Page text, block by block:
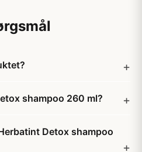
shampoo 260 ml?
Detox shampoo